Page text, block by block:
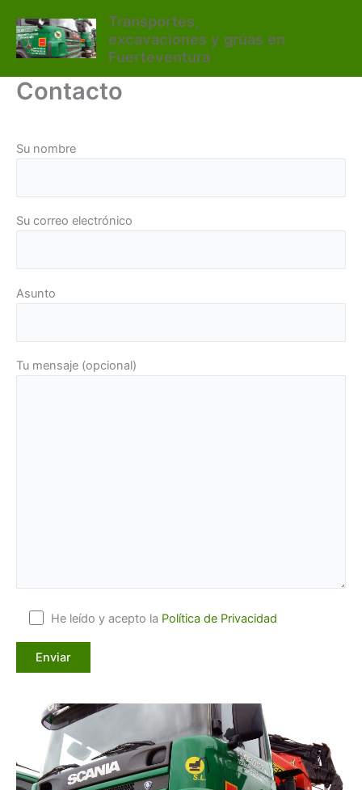
contenido
Transportes,
excavaciones y grúas en
Fuerteventura
Contacto
Su nombre
Su correo electrónico
Asunto
Tu mensaje (opcional)
Por favor, deja este campo vacío.
He leído y acepto la Política de Privacidad